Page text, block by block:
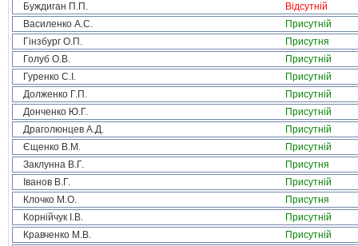
Буждиган П.П.
Відсутній
Василенко А.С.
Присутній
Гінзбург О.П.
Присутня
Голуб О.В.
Присутній
Гуренко С.І.
Присутній
Долженко Г.П.
Присутній
Донченко Ю.Г.
Присутній
Драголюнцев А.Д.
Присутній
Єщенко В.М.
Присутній
Заклунна В.Г.
Присутня
Іванов В.Г.
Присутній
Клочко М.О.
Присутня
Корнійчук І.В.
Присутній
Кравченко М.В.
Присутній